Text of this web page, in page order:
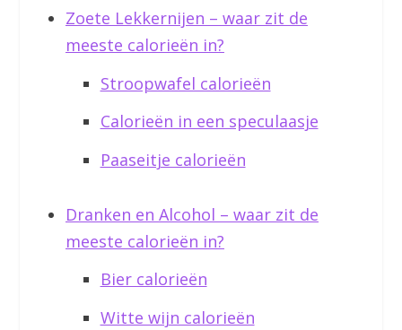
Zoete Lekkernijen – waar zit de
meeste calorieën in?
Stroopwafel calorieën
Calorieën in een speculaasje
Paaseitje calorieën
Dranken en Alcohol – waar zit de
meeste calorieën in?
Bier calorieën
Witte wijn calorieën